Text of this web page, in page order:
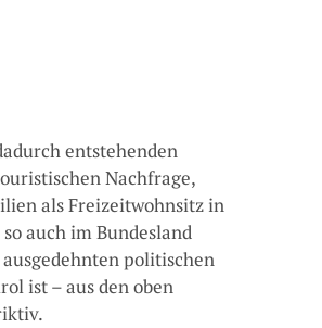
entstehenden
Nachfrage,
als Freizeitwohnsitz in
auch im Bundesland
politischen
ist – aus den oben